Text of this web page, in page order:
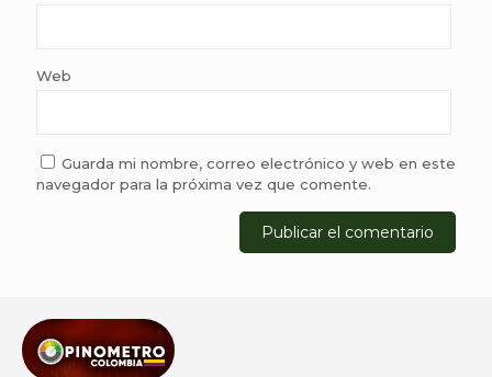
Web
Guarda mi nombre, correo electrónico y web en este
navegador para la próxima vez que comente.